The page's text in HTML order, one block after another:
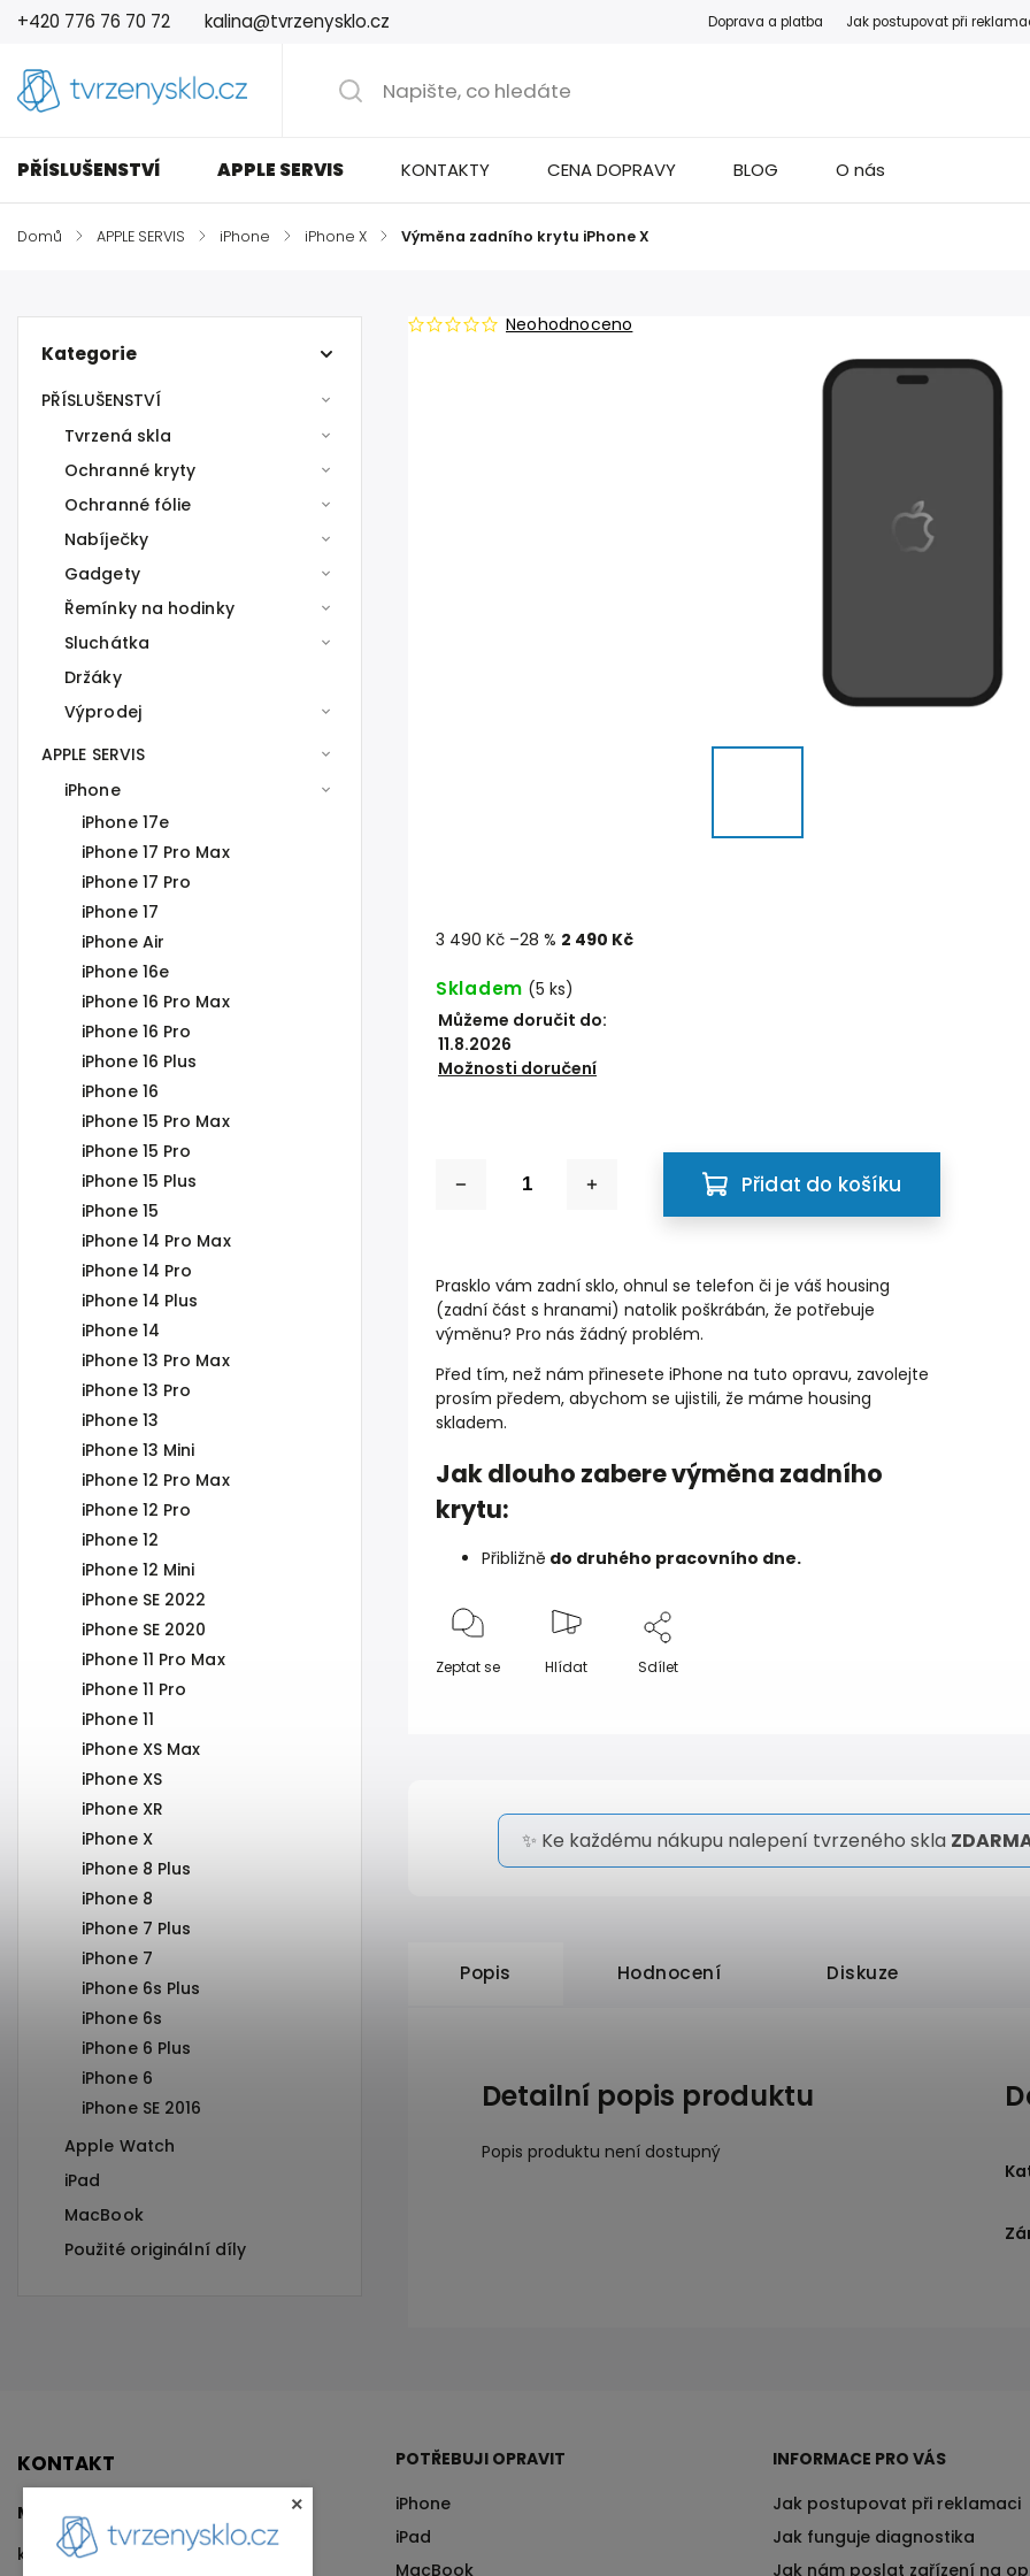
+420 776 76 70 72 kalina@tvrzenysklo.cz Doprava a platba Jak postupovat při
PŘÍSLUŠENSTVÍ APPLE SERVIS KONTAKTY CENA DOPRAVY BLOG O nás
Domů / APPLE SERVIS / iPhone / iPhone X / Výměna zadního krytu iPhone X
Kategorie
PŘÍSLUŠENSTVÍ
Tvrzená skla
Ochranné kryty
Ochranné fólie
Nabíječky
Gadgety
Řemínky na hodinky
Sluchátka
Držáky
Výprodej
APPLE SERVIS
iPhone
iPhone 17e
iPhone 17 Pro Max
iPhone 17 Pro
iPhone 17
iPhone Air
iPhone 16e
iPhone 16 Pro Max
iPhone 16 Pro
iPhone 16 Plus
iPhone 16
iPhone 15 Pro Max
iPhone 15 Pro
iPhone 15 Plus
iPhone 15
iPhone 14 Pro Max
iPhone 14 Pro
iPhone 14 Plus
iPhone 14
iPhone 13 Pro Max
iPhone 13 Pro
iPhone 13
iPhone 13 Mini
iPhone 12 Pro Max
iPhone 12 Pro
iPhone 12
iPhone 12 Mini
iPhone SE 2022
iPhone SE 2020
iPhone 11 Pro Max
iPhone 11 Pro
iPhone 11
iPhone XS Max
iPhone XS
iPhone XR
iPhone X
iPhone 8 Plus
iPhone 8
iPhone 7 Plus
iPhone 7
iPhone 6s Plus
iPhone 6s
iPhone 6 Plus
iPhone 6
iPhone SE 2016
Apple Watch
iPad
MacBook
Použité originální díly
Neohodnoceno
3 490 Kč –28 % 2 490 Kč
Skladem (5 ks)
Můžeme doručit do:
11.8.2026
Možnosti doručení
Přidat do košíku
Prasklo vám zadní sklo, ohnul se telefon či je váš housing
(zadní část s hranami) natolik poškrábán, že potřebuje
výměnu? Pro nás žádný problém.
Před tím, než nám přinesete iPhone na tuto opravu, zavolejte
prosím předem, abychom se ujistili, že máme housing
skladem.
Jak dlouho zabere výměna zadního
krytu:
Přibližně do druhého pracovního dne.
Zeptat se Hlídat Sdílet
✨ Ke každému nákupu nalepení tvrzeného skla
Popis Hodnocení Diskuze
Detailní popis produktu
Popis produktu není dostupný
KONTAKT
Matyáš Kalina
kalina@tvrzenysklo.cz
POTŘEBUJI OPRAVIT
iPhone
iPad
MacBook
INFORMACE PRO VÁS
Jak postupovat při reklamaci
Jak funguje diagnostika
Jak nám poslat zařízení na
×